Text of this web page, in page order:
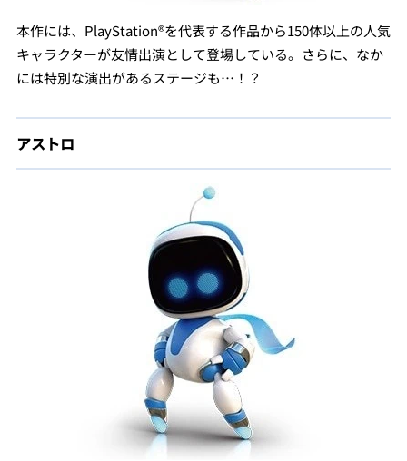
本作には、PlayStation®を代表する作品から150体以上の人気
キャラクターが友情出演として登場している。さらに、なか
には特別な演出があるステージも…！？
アストロ